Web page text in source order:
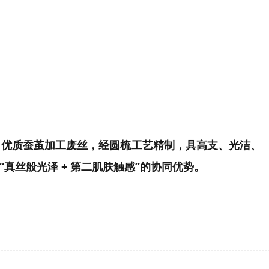
蚕茧加工废丝，经圆梳工艺精制，具高支、光洁、
真丝般光泽 + 第二肌肤触感”的协同优势。